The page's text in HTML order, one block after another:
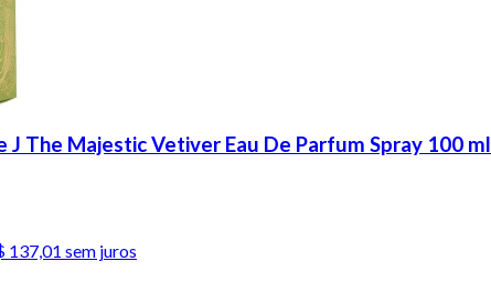
J The Majestic Vetiver Eau De Parfum Spray 100 ml
137,01 sem juros